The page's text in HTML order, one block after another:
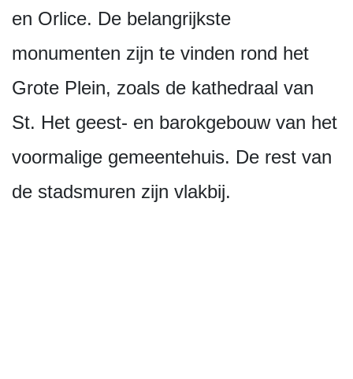
en Orlice. De belangrijkste
monumenten zijn te vinden rond het
Grote Plein, zoals de kathedraal van
St. Het geest- en barokgebouw van het
voormalige gemeentehuis. De rest van
de stadsmuren zijn vlakbij.